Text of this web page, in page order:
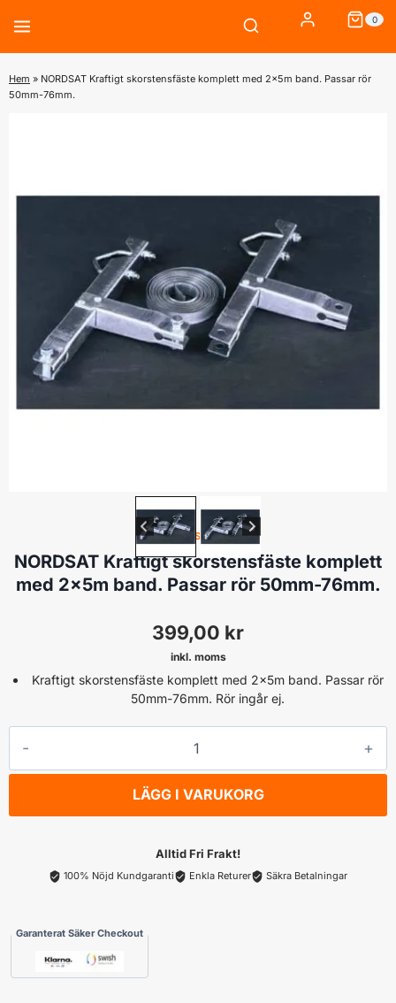
content
0
Hem » NORDSAT Kraftigt skorstensfäste komplett med 2x5m band. Passar rör
50mm-76mm.
FÄSTE
NORDSAT Kraftigt skorstensfäste komplett
med 2x5m band. Passar rör 50mm-76mm.
399,00 kr
inkl. moms
Kraftigt skorstensfäste komplett med 2x5m band. Passar rör
50mm-76mm. Rör ingår ej.
komplett
2x5m
band.
LÄGG I VARUKORG
Alltid Fri Frakt!
100% Nöjd Kundgaranti Enkla Returer Säkra Betalningar
Garanterat Säker Checkout